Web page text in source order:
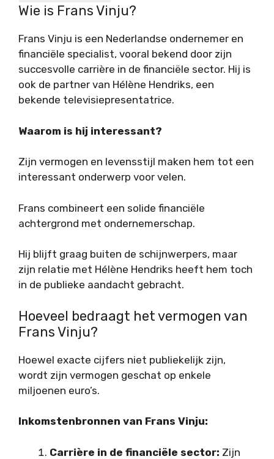
Wie is Frans Vinju?
Frans Vinju is een Nederlandse ondernemer en
financiële specialist, vooral bekend door zijn
succesvolle carrière in de financiële sector. Hij is
ook de partner van Hélène Hendriks, een
bekende televisiepresentatrice.
Waarom is hij interessant?
Zijn vermogen en levensstijl maken hem tot een
interessant onderwerp voor velen.
Frans combineert een solide financiële
achtergrond met ondernemerschap.
Hij blijft graag buiten de schijnwerpers, maar
zijn relatie met Hélène Hendriks heeft hem toch
in de publieke aandacht gebracht.
Hoeveel bedraagt het vermogen van
Frans Vinju?
Hoewel exacte cijfers niet publiekelijk zijn,
wordt zijn vermogen geschat op enkele
miljoenen euro’s.
Inkomstenbronnen van Frans Vinju:
Carrière in de financiële sector: Zijn